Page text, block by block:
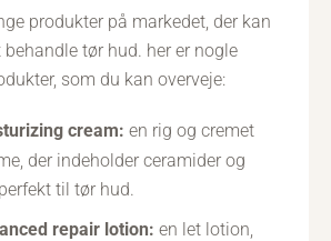
produkter på markedet, der kan
tør hud. her er nogle
som du kan overveje:
cream: en rig og cremet
der indeholder ceramider og
til tør hud.
repair lotion: en let lotion,